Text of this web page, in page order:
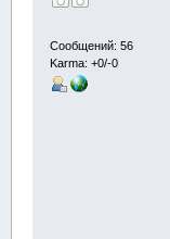
Сообщений: 56
Karma: +0/-0